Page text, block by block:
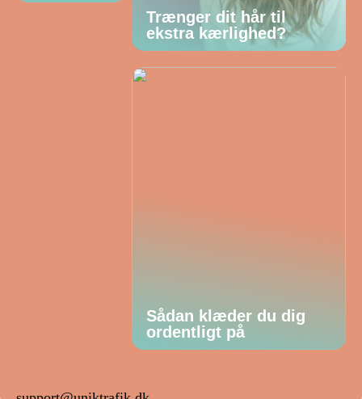
Trænger dit hår til
ekstra kærlighed?
Sådan klæder du dig
ordentligt på